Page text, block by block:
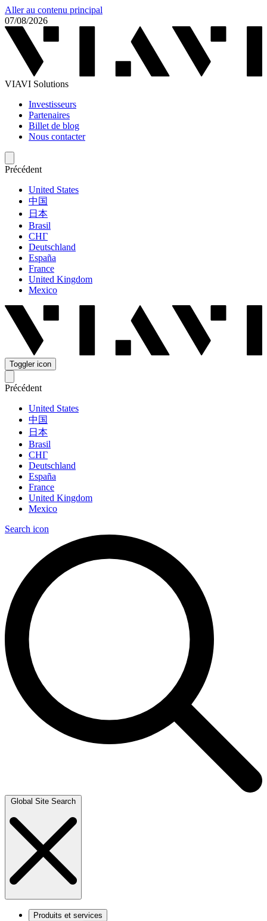
Aller au contenu principal
07/08/2026
VIAVI Solutions
Investisseurs
Partenaires
Billet de blog
Nous contacter
Précédent
United States
中国
日本
Brasil
СНГ
Deutschland
España
France
United Kingdom
Mexico
Toggler icon
Précédent
United States
中国
日本
Brasil
СНГ
Deutschland
España
France
United Kingdom
Mexico
Search icon
Global Site Search
Produits et services